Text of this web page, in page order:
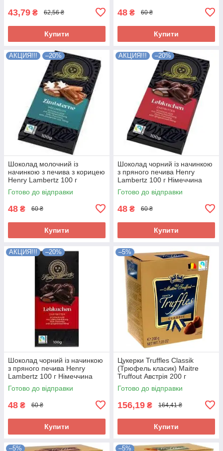
43,79 ₴ 62,56 ₴
Купити
48 ₴ 60 ₴
Купити
АКЦИЯ!!! –20%
Шоколад молочний із
начинкою з печива з корицею
Henry Lambertz 100 г
Німеччина
Готово до відправки
48 ₴ 60 ₴
Купити
АКЦИЯ!!! –20%
Шоколад чорний із начинкою
з пряного печива Henry
Lambertz 100 г Німеччина
Готово до відправки
48 ₴ 60 ₴
Купити
АКЦИЯ!!! –20%
Шоколад чорний із начинкою
з пряного печива Henry
Lambertz 100 г Німеччина
Готово до відправки
48 ₴ 60 ₴
Купити
–5%
Цукерки Truffles Classik
(Трюфель класик) Maitre
Truffout Австрія 200 г
Готово до відправки
156,19 ₴ 164,41 ₴
Купити
–5% –5%